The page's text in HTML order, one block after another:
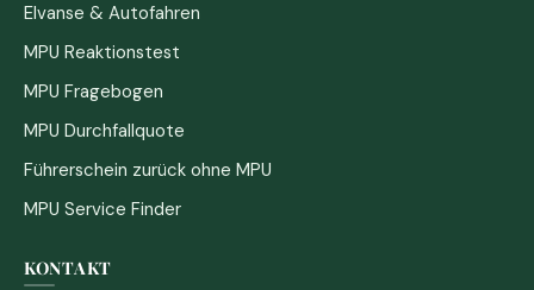
Elvanse & Autofahren
MPU Reaktionstest
MPU Fragebogen
MPU Durchfallquote
Führerschein zurück ohne MPU
MPU Service Finder
KONTAKT